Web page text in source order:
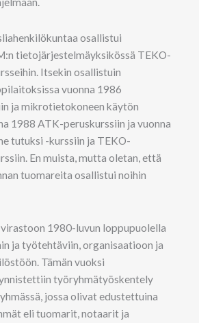
osallistui
tietojärjestelmäyksikössä TEKO-
Itsekin osallistuin
vuonna 1986
ja mikrotietokoneen käytön
1988 ATK-peruskurssiin ja vuonna
tutuksi -kurssiin ja TEKO-
En muista, mutta oletan, että
tuomareita osallistui noihin
1980-luvun loppupuolella
ja työtehtäviin, organisaatioon ja
Tämän vuoksi
työryhmätyöskentely
jossa olivat edustettuina
eli tuomarit, notaarit ja